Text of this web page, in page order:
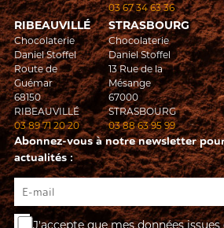
03 67 34 63 36
RIBEAUVILLÉ
Chocolaterie
Daniel Stoffel
Route de
Guémar
68150
RIBEAUVILLÉ
03 89 71 20 20
STRASBOURG
Chocolaterie
Daniel Stoffel
13 Rue de la
Mésange
67000
STRASBOURG
03 88 63 95 99
Abonnez-vous à notre newsletter
actualités :
J'accepte que mes données